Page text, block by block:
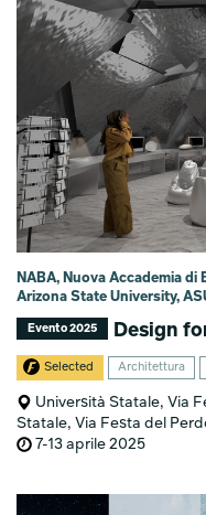
NABA, Nuova Accademia
Arizona State University,
Evento 2025 Design
Selected Architettura
Università Statale, Via
Statale, Via Festa del
7-13 aprile 2025